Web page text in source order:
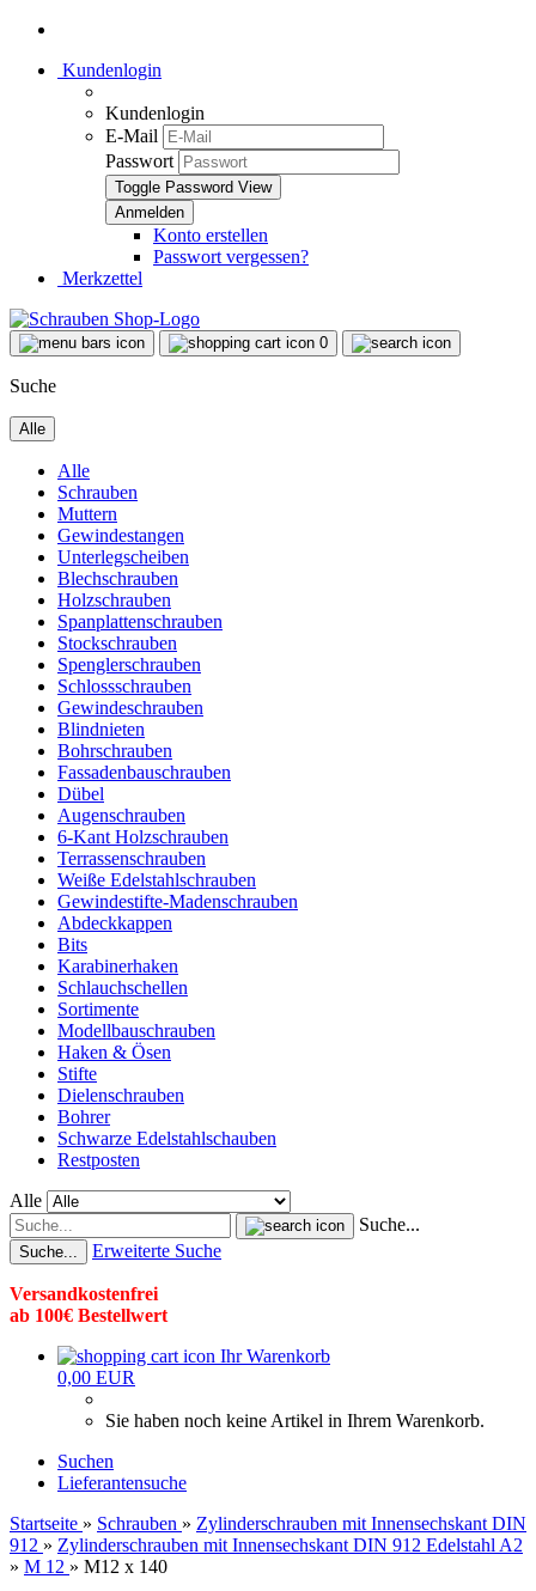
Kundenlogin
Kundenlogin
E-Mail
Passwort
Toggle Password View
Konto erstellen
Passwort vergessen?
Merkzettel
0
Suche
Alle
Alle
Schrauben
Muttern
Gewindestangen
Unterlegscheiben
Blechschrauben
Holzschrauben
Spanplattenschrauben
Stockschrauben
Spenglerschrauben
Schlossschrauben
Gewindeschrauben
Blindnieten
Bohrschrauben
Fassadenbauschrauben
Dübel
Augenschrauben
6-Kant Holzschrauben
Terrassenschrauben
Weiße Edelstahlschrauben
Gewindestifte-Madenschrauben
Abdeckkappen
Bits
Karabinerhaken
Schlauchschellen
Sortimente
Modellbauschrauben
Haken & Ösen
Stifte
Dielenschrauben
Bohrer
Schwarze Edelstahlschauben
Restposten
Alle
Suche...
Suche... Erweiterte Suche
Versandkostenfrei
ab 100€ Bestellwert
Ihr Warenkorb
0,00 EUR
Sie haben noch keine Artikel in Ihrem Warenkorb.
Suchen
Lieferantensuche
Startseite » Schrauben » Zylinderschrauben mit Innensechskant DIN
912 » Zylinderschrauben mit Innensechskant DIN 912 Edelstahl A2
» M 12 » M12 x 140